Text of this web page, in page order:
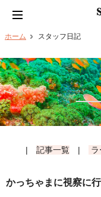
ホーム スタッフ日記
| 記事一覧 |
かっちゃまに視察に